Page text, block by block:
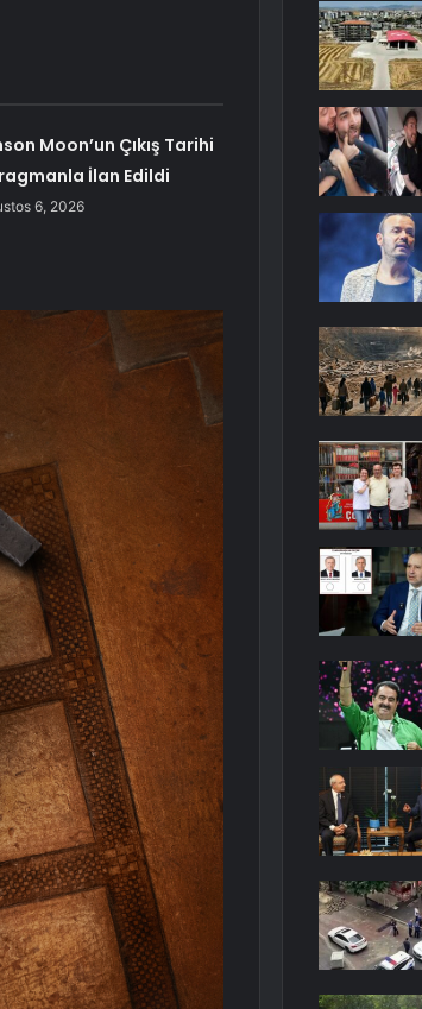
Moon’un Çıkış Tarihi
İlan Edildi
6, 2026